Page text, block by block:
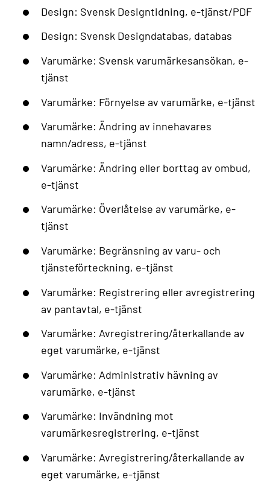
Design: Svensk Designtidning, e-tjänst/PDF
Design: Svensk Designdatabas, databas
Varumärke: Svensk varumärkesansökan, e-
tjänst
Varumärke: Förnyelse av varumärke, e-tjänst
Varumärke: Ändring av innehavares
namn/adress, e-tjänst
Varumärke: Ändring eller borttag av ombud,
e-tjänst
Varumärke: Överlåtelse av varumärke, e-
tjänst
Varumärke: Begränsning av varu- och
tjänsteförteckning, e-tjänst
Varumärke: Registrering eller avregistrering
av pantavtal, e-tjänst
Varumärke: Avregistrering/återkallande av
eget varumärke, e-tjänst
Varumärke: Administrativ hävning av
varumärke, e-tjänst
Varumärke: Invändning mot
varumärkesregistrering, e-tjänst
Varumärke: Avregistrering/återkallande av
eget varumärke, e-tjänst